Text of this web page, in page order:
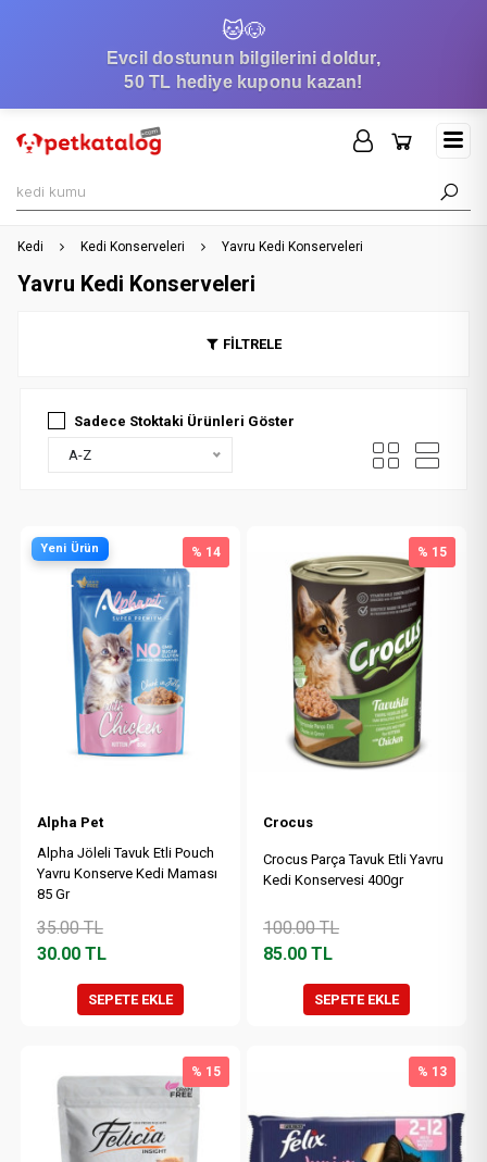
🐱🐶
Evcil dostunun bilgilerini doldur,
50 TL hediye kuponu kazan!
Kedi Kedi Konserveleri Yavru Kedi Konserveleri
Yavru Kedi Konserveleri
FİLTRELE
Sadece Stoktaki Ürünleri Göster
A-Z
Yeni Ürün
Alpha Pet
Alpha Jöleli Tavuk Etli Pouch
Yavru Konserve Kedi Maması
85 Gr
35.00TL
30.00TL
% 14
SEPETE EKLE
Crocus
Crocus Parça Tavuk Etli Yavru
Kedi Konservesi 400gr
100.00TL
85.00 TL
% 15
SEPETE EKLE
% 15 % 13